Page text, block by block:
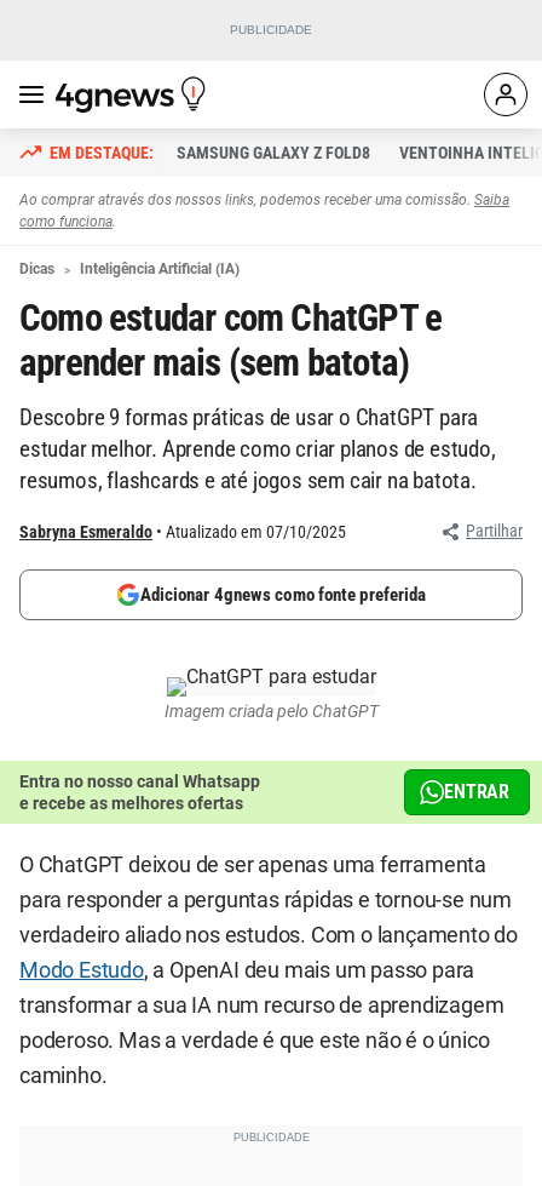
SAMSUNG GALAXY Z FOLD8 VENTOINHA
Ao comprar através dos nossos links, podemos receber uma comissão. Saiba
como funciona.
Dicas Inteligência Artificial (IA)
Como estudar com ChatGPT e
aprender mais (sem batota)
Descobre 9 formas práticas de usar o ChatGPT para
estudar melhor. Aprende como criar planos de estudo,
resumos, flashcards e até jogos sem cair na batota.
Sabryna Esmeraldo Atualizado em 07/10/2025 Partilhar
Adicionar 4gnews como fonte preferida
Imagem criada pelo ChatGPT
Entra no nosso canal Whatsapp
e recebe as melhores ofertas
ENTRAR
O ChatGPT deixou de ser apenas uma ferramenta
para responder a perguntas rápidas e tornou-se num
verdadeiro aliado nos estudos. Com o lançamento do
Modo Estudo, a OpenAI deu mais um passo para
transformar a sua IA num recurso de aprendizagem
poderoso. Mas a verdade é que este não é o único
caminho.